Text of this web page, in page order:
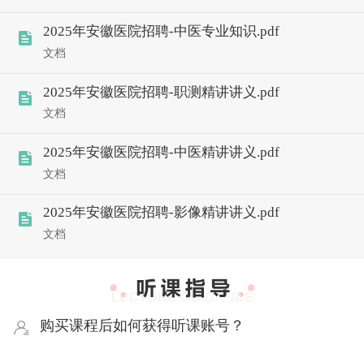
2025年安徽医院招聘-中医专业知识.pdf
文档
2025年安徽医院招聘-职测精讲讲义.pdf
文档
2025年安徽医院招聘-中医精讲讲义.pdf
文档
2025年安徽医院招聘-影像精讲讲义.pdf
文档
购买课程后如何获得听课账号？